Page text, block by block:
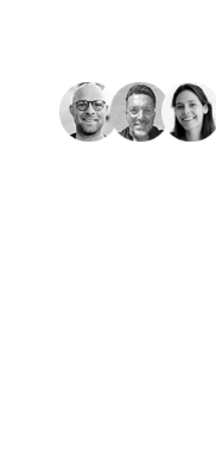
Ga
naar
het